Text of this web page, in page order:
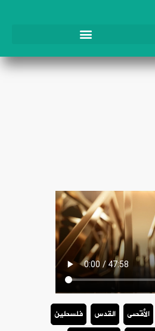
الأقصى القدس
فلسطين